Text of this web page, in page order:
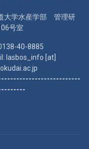
大学水産学部 管理研
号室
40-8885
lasbos_info [at]